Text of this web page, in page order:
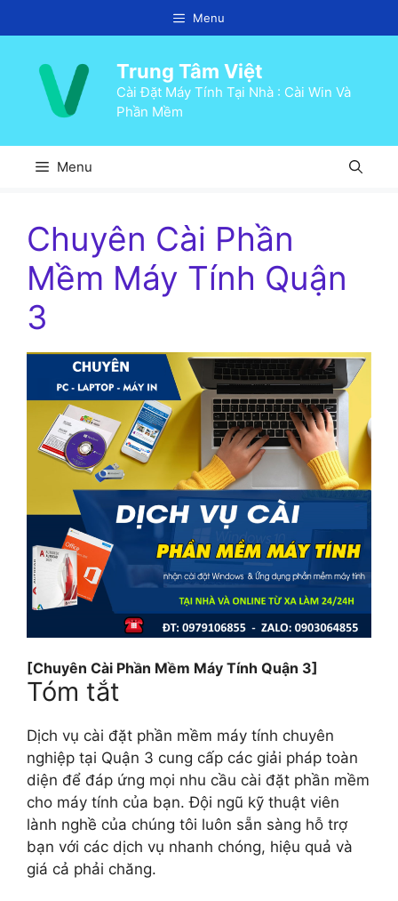
đến
Menu
Trung Tâm Việt
Cài Đặt Máy Tính Tại Nhà : Cài Win Và
Phần Mềm
Menu
Chuyên Cài Phần
Mềm Máy Tính Quận
3
[Chuyên Cài Phần Mềm Máy Tính Quận 3]
Tóm tắt
Dịch vụ cài đặt phần mềm máy tính chuyên
nghiệp tại Quận 3 cung cấp các giải pháp toàn
diện để đáp ứng mọi nhu cầu cài đặt phần mềm
cho máy tính của bạn. Đội ngũ kỹ thuật viên
lành nghề của chúng tôi luôn sẵn sàng hỗ trợ
bạn với các dịch vụ nhanh chóng, hiệu quả và
giá cả phải chăng.